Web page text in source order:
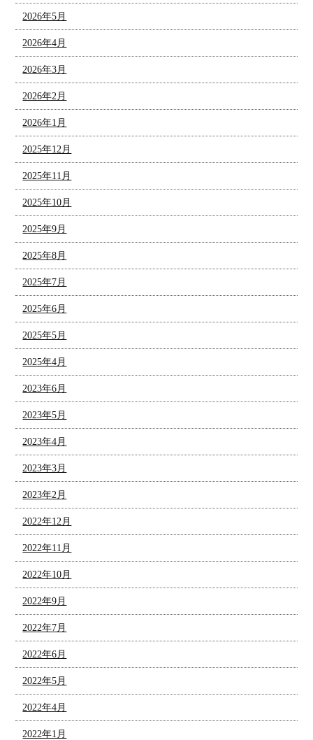
2026年5月
2026年4月
2026年3月
2026年2月
2026年1月
2025年12月
2025年11月
2025年10月
2025年9月
2025年8月
2025年7月
2025年6月
2025年5月
2025年4月
2023年6月
2023年5月
2023年4月
2023年3月
2023年2月
2022年12月
2022年11月
2022年10月
2022年9月
2022年7月
2022年6月
2022年5月
2022年4月
2022年1月